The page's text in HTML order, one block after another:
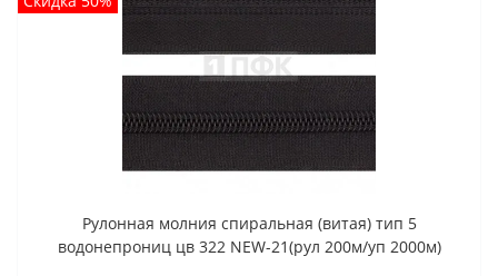
Рулонная молния спиральная (витая) тип 5
водонепрониц цв 322 NEW-21(рул 200м/уп 2000м)